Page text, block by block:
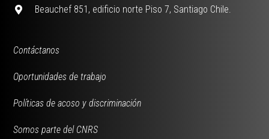
Beauchef 851, edificio norte Piso 7, Santiago Chile.
Contáctanos
Oportunidades de trabajo
Políticas de acoso y discriminación
Somos parte del CNRS